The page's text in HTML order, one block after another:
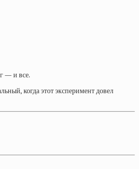
— и все.
когда этот эксперимент довел